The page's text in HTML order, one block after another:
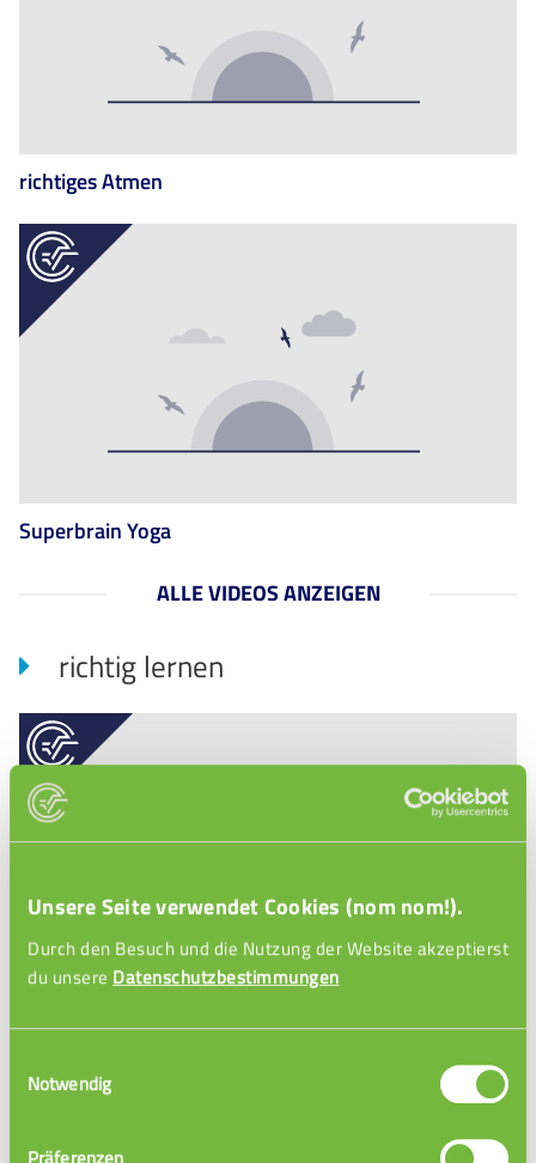
Unsere Seite verwendet Cookies (nom nom!).
Durch den Besuch und die Nutzung der Website akzeptierst
du unsere Datenschutzbestimmungen
Notwendig
richtiges Atmen
Superbrain Yoga
ALLE VIDEOS ANZEIGEN
richtig lernen
Lernstrategien